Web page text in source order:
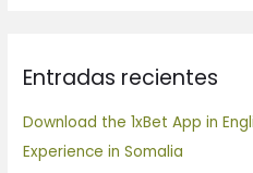
a
Entradas recientes
Download the 1xBet App in
Experience in Somalia